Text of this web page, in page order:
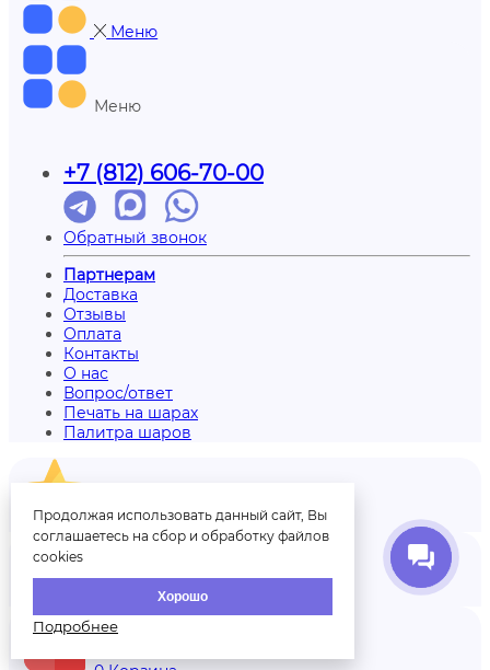
Меню
Меню
+7 (812) 606-70-00
Обратный звонок
Партнерам
Доставка
Отзывы
Оплата
Контакты
О нас
Вопрос/ответ
Печать на шарах
Палитра шаров
Отзывы
Продолжая использовать данный сайт, Вы
соглашаетесь на сбор и обработку файлов
cookies
Хорошо
Подробнее